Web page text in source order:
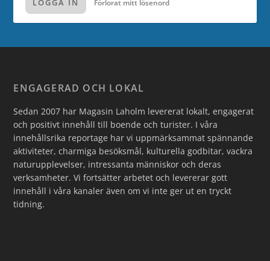
LOGGA IN Förlorat mitt lösenord
ENGAGERAD OCH LOKAL
Sedan 2007 har Magasin Laholm levererat lokalt, engagerat
och positivt innehåll till boende och turister. I våra
innehållsrika reportage har vi uppmärksammat spännande
aktiviteter, charmiga besöksmål, kulturella godbitar, vackra
naturupplevelser, intressanta människor och deras
verksamheter. Vi fortsätter arbetet och levererar gott
innehåll i våra kanaler även om vi inte ger ut en tryckt
tidning.